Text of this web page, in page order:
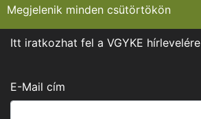
Megjelenik minden csütörtökön
Itt iratkozhat fel a VGYKE hírlevelére
E-Mail cím